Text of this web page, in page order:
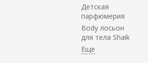
Детская
парфюмерия
Body лосьон
для тела Shaik